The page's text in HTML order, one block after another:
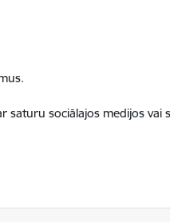
sociālajos medijos